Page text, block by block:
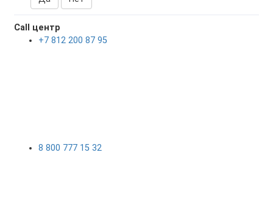
Call центр
+7 812 200 87 95
8 800 777 15 32